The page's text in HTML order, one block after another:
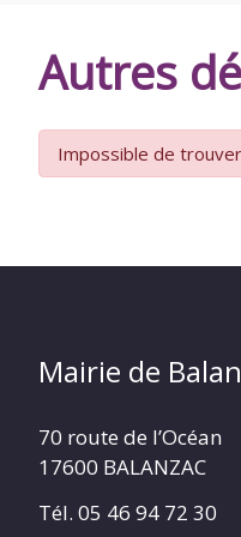
Autres
Impossible de
Mairie de
70 route de l’Océan
17600 BALANZAC
Tél. 05 46 94 72 30